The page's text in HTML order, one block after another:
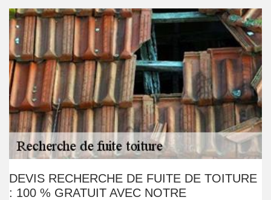
DEVIS RECHERCHE DE FUITE DE TOITURE
: 100 % GRATUIT AVEC NOTRE